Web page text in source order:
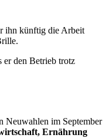
ihn künftig die Arbeit
er den Betrieb trotz
Neuwahlen im September
Ernährung